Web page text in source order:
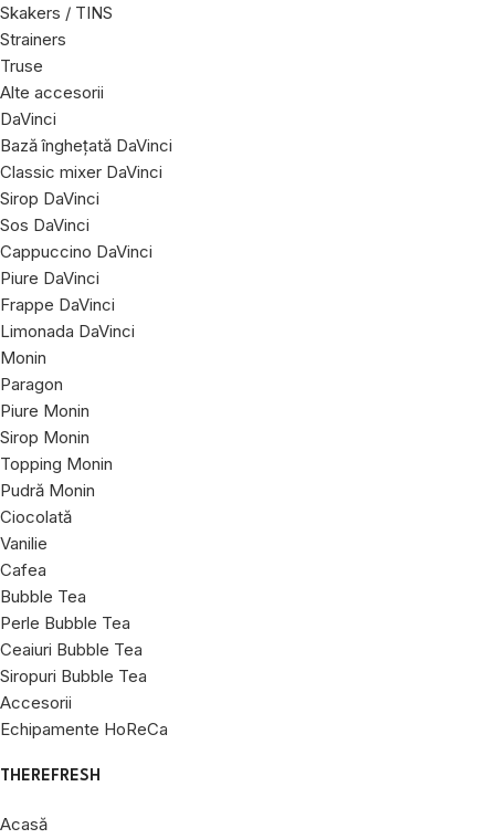
Skakers / TINS
Strainers
Truse
Alte accesorii
DaVinci
Bază înghețată DaVinci
Classic mixer DaVinci
Sirop DaVinci
Sos DaVinci
Cappuccino DaVinci
Piure DaVinci
Frappe DaVinci
Limonada DaVinci
Monin
Paragon
Piure Monin
Sirop Monin
Topping Monin
Pudră Monin
Ciocolată
Vanilie
Cafea
Bubble Tea
Perle Bubble Tea
Ceaiuri Bubble Tea
Siropuri Bubble Tea
Accesorii
Echipamente HoReCa
THEREFRESH
Acasă